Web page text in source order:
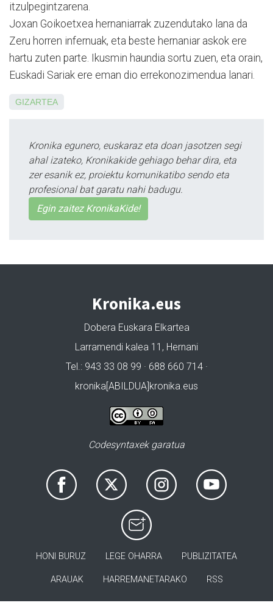
itzulpegintzarena.
Joxan Goikoetxea hernaniarrak zuzendutako lana da
Zeru horren infernuak, eta beste hernaniar askok ere
hartu zuten parte. Ikusmin haundia sortu zuen, eta orain,
Euskadi Sariak ere eman dio errekonozimendua lanari.
GIZARTEA
Kronika egunero, euskaraz eta doan jasotzen segi
ahal izateko, Kronikakide gehiago behar dira, eta
zer esanik ez, proiektu komunikatibo sendo eta
profesional bat garatu nahi badugu.
Egin zaitez KronikaKide!
Kronika.eus
Dobera Euskara Elkartea
Larramendi kalea 11, Hernani
Tel.: 943 33 08 99 · 688 660 714 ·
kronika[ABILDUA]kronika.eus
Codesyntaxek garatua
HONI BURUZ LEGE OHARRA PUBLIZITATEA
ARAUAK HARREMANETARAKO RSS